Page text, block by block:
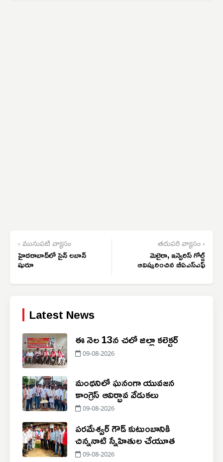
‹ మునుపటి వ్యాసం
హైదరాబాద్‌లో సైన్ లబాన్
షురూ
తదుపరి వ్యాసం ›
మెలైరా, ఇన్వెరిస్ గోల్డ్
ఆవిష్కరించిన బీఏఎస్ఎఫ్
Latest News
ఈ నెల 13న చలో జిల్లా కలెక్టర్
09-08-2026
మంథనిలో ఘనంగా యువజన
కాంగ్రెస్ ఆవిర్భావ వేడుకలు
09-08-2026
పరమేశ్వర్ గౌడ్ కుటుంబానికి
చిన్ననాటి స్నేహితుల చేయూత
09-08-2026